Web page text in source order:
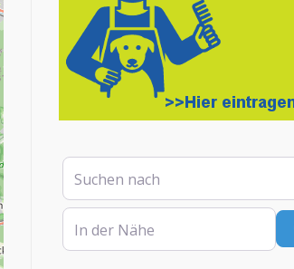
Suchen nach
In der Nähe